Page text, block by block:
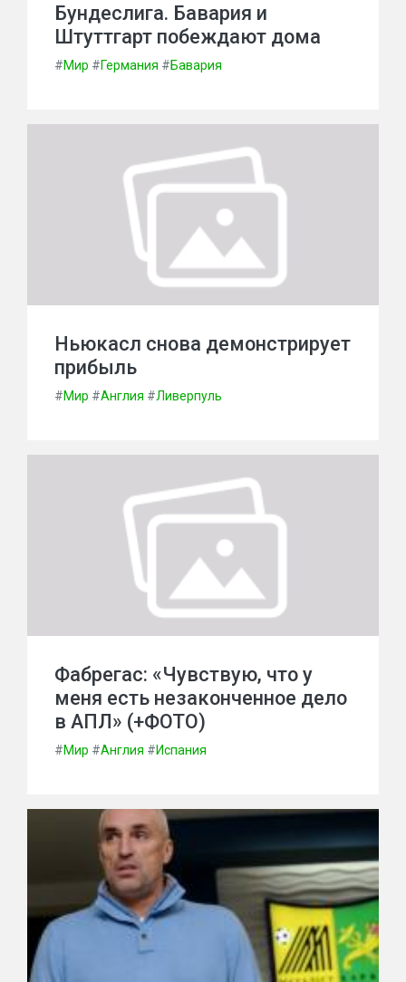
Бундеслига. Бавария и
Штуттгарт побеждают дома
#Мир #Германия #Бавария
Ньюкасл снова демонстрирует
прибыль
#Мир #Англия #Ливерпуль
Фабрегас: «Чувствую, что у
меня есть незаконченное дело
в АПЛ» (+ФОТО)
#Мир #Англия #Испания